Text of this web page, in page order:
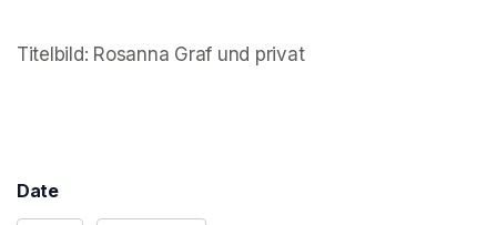
(opens in a new tab)
Titelbild: Rosanna Graf und privat
Date